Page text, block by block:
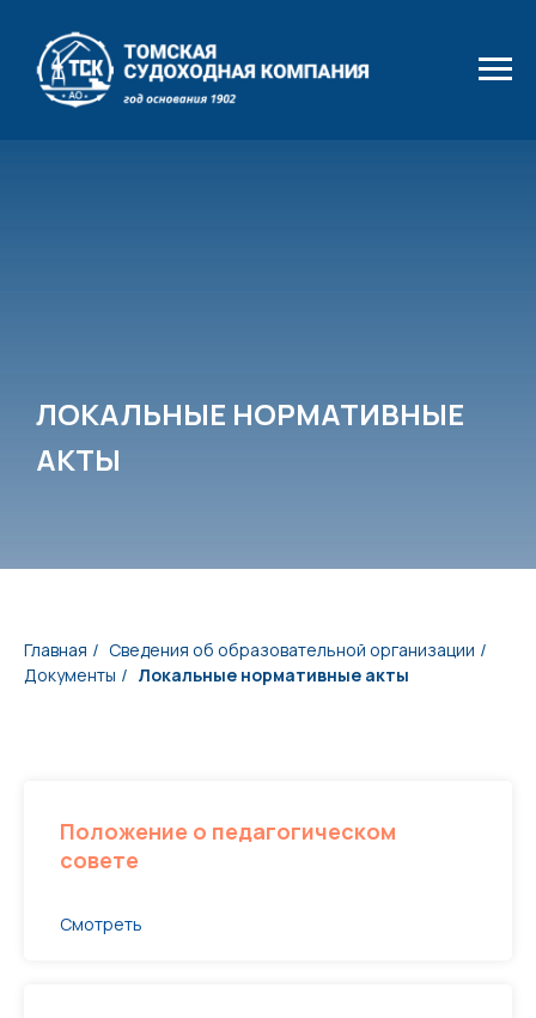
ЛОКАЛЬНЫЕ НОРМАТИВНЫЕ
АКТЫ
Главная / Сведения об образовательной организации /
Документы / Локальные нормативные акты
Положение о педагогическом
совете
Смотреть